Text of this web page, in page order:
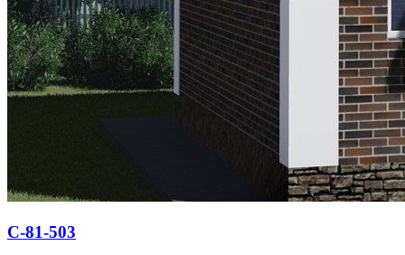
С-81-503